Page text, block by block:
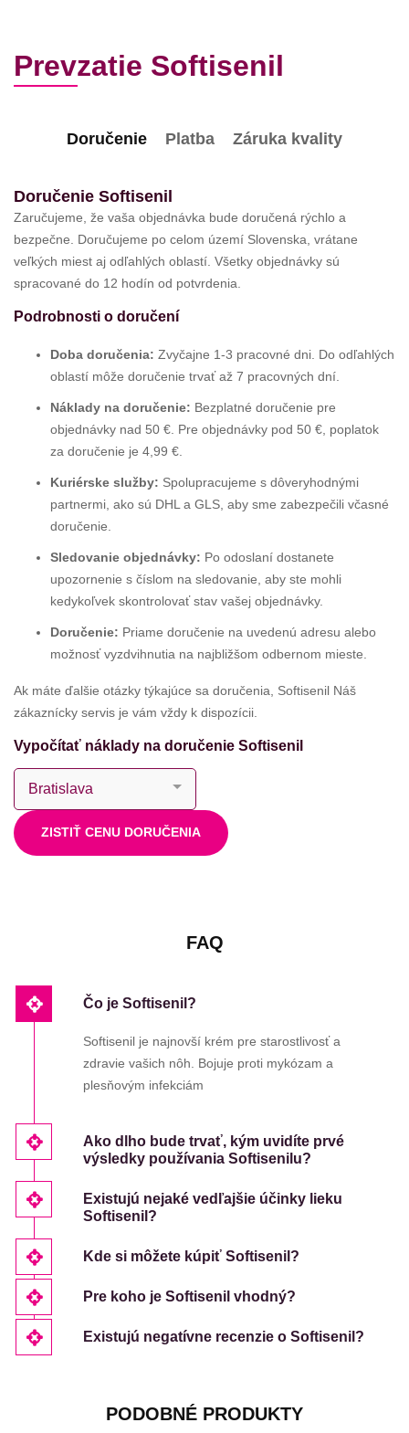
Prevzatie Softisenil
Doručenie Platba Záruka kvality
Doručenie Softisenil
Zaručujeme, že vaša objednávka bude doručená rýchlo a
bezpečne. Doručujeme po celom území Slovenska, vrátane
veľkých miest aj odľahlých oblastí. Všetky objednávky sú
spracované do 12 hodín od potvrdenia.
Podrobnosti o doručení
Doba doručenia: Zvyčajne 1-3 pracovné dni. Do odľahlých
oblastí môže doručenie trvať až 7 pracovných dní.
Náklady na doručenie: Bezplatné doručenie pre
objednávky nad 50 €. Pre objednávky pod 50 €, poplatok
za doručenie je 4,99 €.
Kuriérske služby: Spolupracujeme s dôveryhodnými
partnermi, ako sú DHL a GLS, aby sme zabezpečili včasné
doručenie.
Sledovanie objednávky: Po odoslaní dostanete
upozornenie s číslom na sledovanie, aby ste mohli
kedykoľvek skontrolovať stav vašej objednávky.
Doručenie: Priame doručenie na uvedenú adresu alebo
možnosť vyzdvihnutia na najbližšom odbernom mieste.
Ak máte ďalšie otázky týkajúce sa doručenia, Softisenil Náš
zákaznícky servis je vám vždy k dispozícii.
Vypočítať náklady na doručenie Softisenil
ZISTIŤ CENU DORUČENIA
FAQ
Čo je Softisenil?
Softisenil je najnovší krém pre starostlivosť a
zdravie vašich nôh. Bojuje proti mykózam a
plesňovým infekciám
Ako dlho bude trvať, kým uvidíte prvé
výsledky používania Softisenilu?
Existujú nejaké vedľajšie účinky lieku
Softisenil?
Kde si môžete kúpiť Softisenil?
Pre koho je Softisenil vhodný?
Existujú negatívne recenzie o Softisenil?
PODOBNÉ PRODUKTY